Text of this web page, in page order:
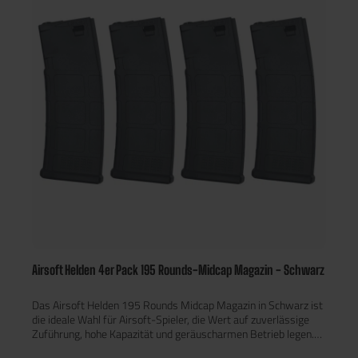
Airsoft Helden 4er Pack 195 Rounds-Midcap Magazin - Schwarz
Das Airsoft Helden 195 Rounds Midcap Magazin in Schwarz ist
die ideale Wahl für Airsoft-Spieler, die Wert auf zuverlässige
Zuführung, hohe Kapazität und geräuscharmen Betrieb legen.